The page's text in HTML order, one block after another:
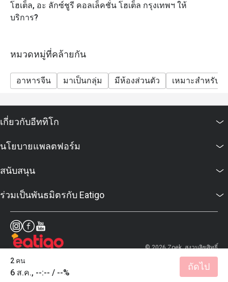
โฮเต็ล, อะ ลักซ์ชูรี คอลเล็คชั่น โฮเต็ล กรุงเทพฯ ให้
บริการ?
หมวดหมู่ที่คล้ายกัน
อาหารจีน มาเป็นกลุ่ม มีห้องส่วนตัว เหมาะสำหรับเ
2 คน
6 ส.ค., --:-- / --%
ถัดไป
เกี่ยวกับอีททิโก
นโยบายแพลตฟอร์ม
สนับสนุน
ร่วมเป็นพันธมิตรกับ Eatigo
© 2026 Zoek. สงวนลิขสิทธิ์